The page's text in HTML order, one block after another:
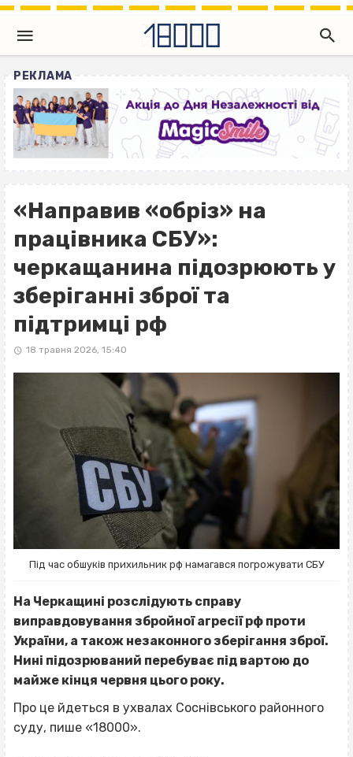
РЕКЛАМА
«Направив «обріз» на
працівника СБУ»:
черкащанина підозрюють у
зберіганні зброї та
підтримці рф
18 травня 2026, 15:40
Під час обшуків прихильник рф намагався погрожувати СБУ
На Черкащині розслідують справу
виправдовування збройної агресії рф проти
України, а також незаконного зберігання зброї.
Нині підозрюваний перебуває під вартою до
майже кінця червня цього року.
Про це йдеться в ухвалах Соснівського районного
суду, пише «18000».